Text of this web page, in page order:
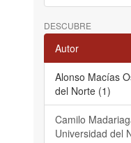
DESCUBRE
Autor
Alonso Macías
del Norte (1)
Camilo
Universidad del